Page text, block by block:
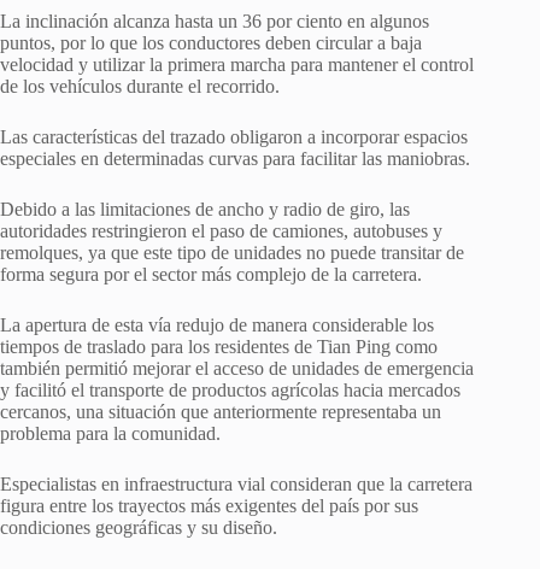
La inclinación alcanza hasta un 36 por ciento en algunos
puntos, por lo que los conductores deben circular a baja
velocidad y utilizar la primera marcha para mantener el control
de los vehículos durante el recorrido.
Las características del trazado obligaron a incorporar espacios
especiales en determinadas curvas para facilitar las maniobras.
Debido a las limitaciones de ancho y radio de giro, las
autoridades restringieron el paso de camiones, autobuses y
remolques, ya que este tipo de unidades no puede transitar de
forma segura por el sector más complejo de la carretera.
La apertura de esta vía redujo de manera considerable los
tiempos de traslado para los residentes de Tian Ping como
también permitió mejorar el acceso de unidades de emergencia
y facilitó el transporte de productos agrícolas hacia mercados
cercanos, una situación que anteriormente representaba un
problema para la comunidad.
Especialistas en infraestructura vial consideran que la carretera
figura entre los trayectos más exigentes del país por sus
condiciones geográficas y su diseño.